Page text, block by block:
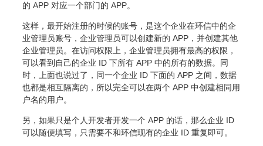
的 APP 对应一个部门的 APP。
这样，最开始注册的时候的账号，是这个企业在环信中的企
业管理员账号，企业管理员可以创建新的 APP，并创建其他
企业管理员。在访问权限上，企业管理员拥有最高的权限，
可以看到自己的企业 ID 下所有 APP 中的所有的数据。同
时，上面也说过了，同一个企业 ID 下面的 APP 之间，数据
也都是相互隔离的，所以完全可以在两个 APP 中创建相同用
户名的用户。
另，如果只是个人开发者开发一个 APP 的话，那么企业 ID
可以随便填写，只需要不和环信现有的企业 ID 重复即可。